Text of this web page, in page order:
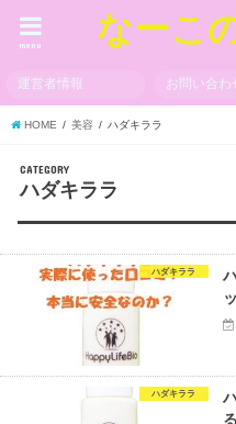
なーこ
menu
運営者情報 お問い合わ
HOME 美容 ハダキララ
CATEGORY
ハダキララ
ハダキララ
ハダキララ